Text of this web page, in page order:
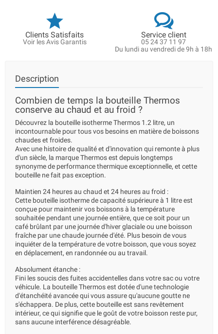
Clients Satisfaits
Voir les Avis Garantis
Service client
05 24 37 11 97
Du lundi au vendredi de 9h à 18h
Description
Combien de temps la bouteille Thermos
conserve au chaud et au froid ?
Découvrez la bouteille isotherme Thermos 1.2 litre, un
incontournable pour tous vos besoins en matière de boissons
chaudes et froides.
Avec une histoire de qualité et d'innovation qui remonte à plus
d'un siècle, la marque Thermos est depuis longtemps
synonyme de performance thermique exceptionnelle, et cette
bouteille ne fait pas exception.
Maintien 24 heures au chaud et 24 heures au froid :
Cette bouteille isotherme de capacité supérieure à 1 litre est
conçue pour maintenir vos boissons à la température
souhaitée pendant une journée entière, que ce soit pour un
café brûlant par une journée d'hiver glaciale ou une boisson
fraîche par une chaude journée d'été. Plus besoin de vous
inquiéter de la température de votre boisson, que vous soyez
en déplacement, en randonnée ou au travail.
Absolument étanche :
Fini les soucis des fuites accidentelles dans votre sac ou votre
véhicule. La bouteille Thermos est dotée d'une technologie
d'étanchéité avancée qui vous assure qu'aucune goutte ne
s'échappera. De plus, cette bouteille est sans revêtement
intérieur, ce qui signifie que le goût de votre boisson reste pur,
sans aucune interférence désagréable.